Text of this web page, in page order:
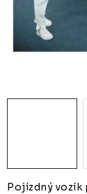
Pojízdný vozík